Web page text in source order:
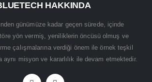
HAKKINDA
günümüze kadar geçen sürede, içinde
yön vermiş, yeniliklerin öncüsü olmuş ve
çalışmalarına verdiği önem ile örnek teşkil
misyon ve kararlılık ile devam etmektedir.